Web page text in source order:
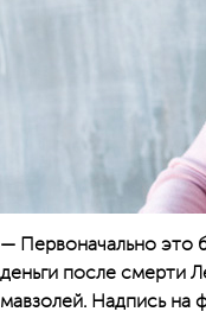
— Первоначально это
деньги после смерти
мавзолей. Надпись на